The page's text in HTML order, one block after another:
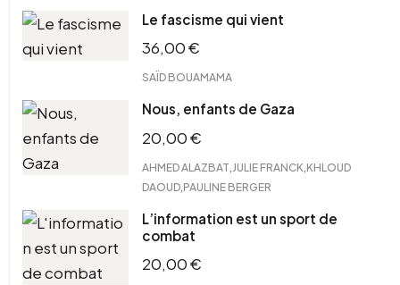
Le fascisme qui vient
36,00€
SAÏD BOUAMAMA
Nous, enfants de Gaza
20,00€
AHMED ALAZBAT JULIE FRANCK KHLOUD
DAOUD PAULINE BERGER
L’information est un sport de
combat
20,00€